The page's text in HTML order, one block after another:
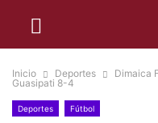
Inicio Deportes
Dimaica
Guasipati 8-4
Deportes Fútbol